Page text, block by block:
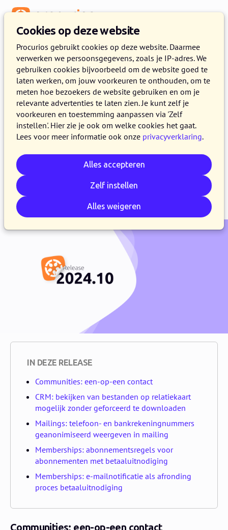
Cookies op deze website
Procurios gebruikt cookies op deze website. Daarmee
verwerken we persoonsgegevens, zoals je IP-adres. We
gebruiken cookies bijvoorbeeld om de website goed te
laten werken, om jouw voorkeuren te onthouden, om te
meten hoe bezoekers de website gebruiken en om je
relevante advertenties te laten zien. Je kunt zelf je
voorkeuren en toestemming aanpassen via 'Zelf
instellen'. Hier zie je ook om welke cookies het gaat.
Lees voor meer informatie ook onze privacyverklaring.
Alles accepteren
Zelf instellen
Alles weigeren
Release 2024.10
17 SEPTEMBER 2024 3 MINUTEN LEZEN
Vanaf 17 september 2024 maken alle klanten
van het Procurios Platform gebruik van release
2024.10. In dit blog lees je wat er nieuw is en
wat er is verbeterd. Kijk voor meer informatie
over de verschillende versies van het platform
op derelease pagina.
E-mail
IN DEZE RELEASE
Communities: een-op-een contact
CRM: bekijken van bestanden op relatiekaart
mogelijk zonder geforceerd te downloaden
Mailings: telefoon- en bankrekeningnummers
geanonimiseerd weergeven in mailing
Memberships: abonnementsregels voor
abonnementen met betaaluitnodiging
Memberships: e-mailnotificatie als afronding
proces betaaluitnodiging
Communities: een-op-een contact